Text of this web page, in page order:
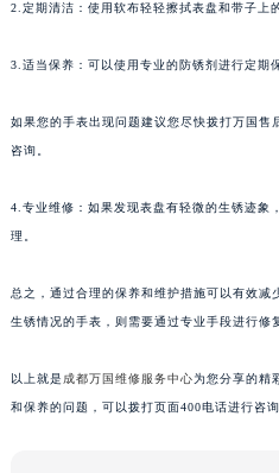
2.定期清洁：使用软布轻轻擦拭表盘和带子上
3.适当保养：可以使用专业的防锈剂进行定期
如果您的手表出现问题建议您尽快拨打万国售
咨询。
4.专业维修：如果发现表盘有轻微的生锈迹象
理。
总之，通过合理的保养和维护措施可以有效减
生锈情况的手表，则需要通过专业手段进行修
以上就是 成都万国维修服务中心为您分享的精
和保养的问题，可以拨打页面400电话进行咨